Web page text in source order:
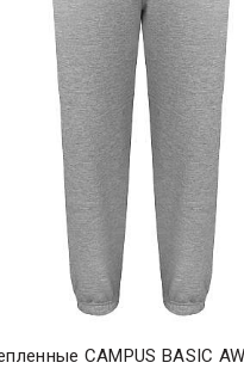
ЭКСПРЕСС-ПОКУПКА
CAMPUS BASIC